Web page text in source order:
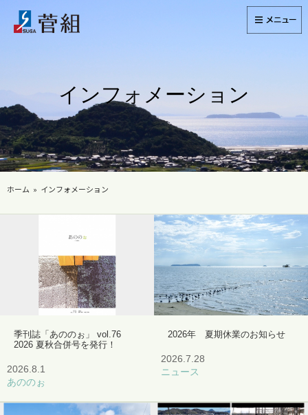
インフォメーション
ホーム インフォメーション
季刊誌「あののぉ」 vol.76
2026 夏秋合併号を発行！
2026.8.1
あののぉ
2026年 夏期休業のお知らせ
2026.7.28
ニュース